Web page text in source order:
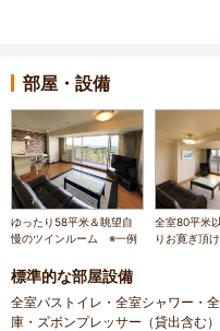
部屋・設備
ゆったり58平米＆眺望自
慢のツインルーム ※一例
全室80平米
りお寛ぎ頂
標準的な部屋設備
全室バストイレ・全室シャワー・
庫・ズボンプレッサー（貸出含む）